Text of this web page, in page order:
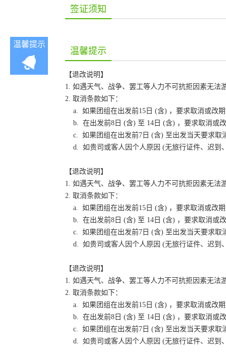
签证须知
温馨提示
温馨提示
【退改说明】
1. 如遇天气、战争、罢工等人力不可抗拒因素无
2. 取消条款如下：
a. 如果团组在出发前15日 (含) ，要求取消或改
b. 在出发前8日 (含) 至 14日 (含) ，要求取消或
c. 如果团组在出发前7日 (含) 至出发当天要求取
d. 如贵司或客人因个人原因 (无旅行证件、迟到
【退改说明】
1. 如遇天气、战争、罢工等人力不可抗拒因素无
2. 取消条款如下：
a. 如果团组在出发前15日 (含) ，要求取消或改
b. 在出发前8日 (含) 至 14日 (含) ，要求取消或
c. 如果团组在出发前7日 (含) 至出发当天要求取
d. 如贵司或客人因个人原因 (无旅行证件、迟到
【退改说明】
1. 如遇天气、战争、罢工等人力不可抗拒因素无
2. 取消条款如下：
a. 如果团组在出发前15日 (含) ，要求取消或改
b. 在出发前8日 (含) 至 14日 (含) ，要求取消或
c. 如果团组在出发前7日 (含) 至出发当天要求取
d. 如贵司或客人因个人原因 (无旅行证件、迟到